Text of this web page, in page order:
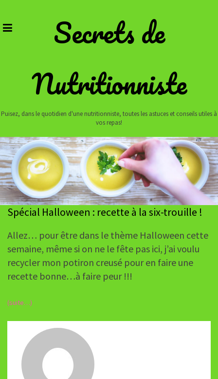
content
Secrets de
Nutritionniste
Puisez, dans le quotidien d'une nutritionniste, toutes les astuces et conseils utiles à
vos repas!
Spécial Halloween : recette à la six-trouille !
Allez… pour être dans le thème Halloween cette
semaine, même si on ne le fête pas ici, j’ai voulu
recycler mon potiron creusé pour en faire une
recette bonne…à faire peur !!!
(suite…)